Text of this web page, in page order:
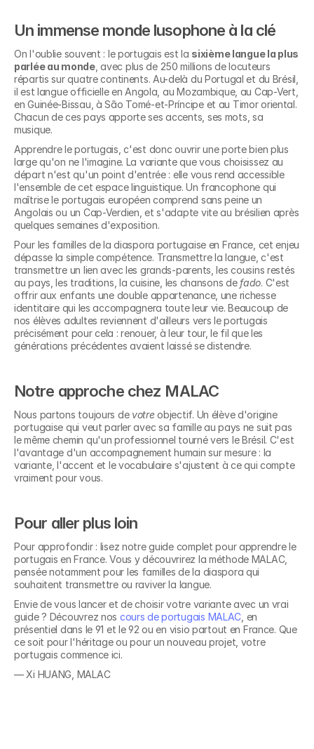
Un immense monde lusophone à la clé
On l'oublie souvent : le portugais est la sixième langue la plus
parlée au monde, avec plus de 250 millions de locuteurs
répartis sur quatre continents. Au-delà du Portugal et du Brésil,
il est langue officielle en Angola, au Mozambique, au Cap-Vert,
en Guinée-Bissau, à São Tomé-et-Príncipe et au Timor oriental.
Chacun de ces pays apporte ses accents, ses mots, sa
musique.
Apprendre le portugais, c'est donc ouvrir une porte bien plus
large qu'on ne l'imagine. La variante que vous choisissez au
départ n'est qu'un point d'entrée : elle vous rend accessible
l'ensemble de cet espace linguistique. Un francophone qui
maîtrise le portugais européen comprend sans peine un
Angolais ou un Cap-Verdien, et s'adapte vite au brésilien après
quelques semaines d'exposition.
Pour les familles de la diaspora portugaise en France, cet enjeu
dépasse la simple compétence. Transmettre la langue, c'est
transmettre un lien avec les grands-parents, les cousins restés
au pays, les traditions, la cuisine, les chansons de fado. C'est
offrir aux enfants une double appartenance, une richesse
identitaire qui les accompagnera toute leur vie. Beaucoup de
nos élèves adultes reviennent d'ailleurs vers le portugais
précisément pour cela : renouer, à leur tour, le fil que les
générations précédentes avaient laissé se distendre.
Notre approche chez MALAC
Nous partons toujours de votre objectif. Un élève d'origine
portugaise qui veut parler avec sa famille au pays ne suit pas
le même chemin qu'un professionnel tourné vers le Brésil. C'est
l'avantage d'un accompagnement humain sur mesure : la
variante, l'accent et le vocabulaire s'ajustent à ce qui compte
vraiment pour vous.
Pour aller plus loin
Pour approfondir : lisez notre guide complet pour apprendre le
portugais en France. Vous y découvrirez la méthode MALAC,
pensée notamment pour les familles de la diaspora qui
souhaitent transmettre ou raviver la langue.
Envie de vous lancer et de choisir votre variante avec un vrai
guide ? Découvrez nos cours de portugais MALAC , en
présentiel dans le 91 et le 92 ou en visio partout en France. Que
ce soit pour l'héritage ou pour un nouveau projet, votre
portugais commence ici.
— Xi HUANG, MALAC
Découvrez nos
formations en